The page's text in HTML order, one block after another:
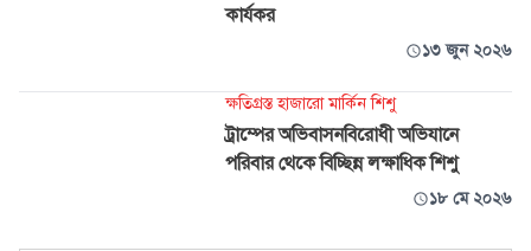
কার্যকর
১৩ জুন ২০২৬
ক্ষতিগ্রস্ত হাজারো মার্কিন শিশু
ট্রাম্পের অভিবাসনবিরোধী অভিযানে
পরিবার থেকে বিচ্ছিন্ন লক্ষাধিক শিশু
১৮ মে ২০২৬